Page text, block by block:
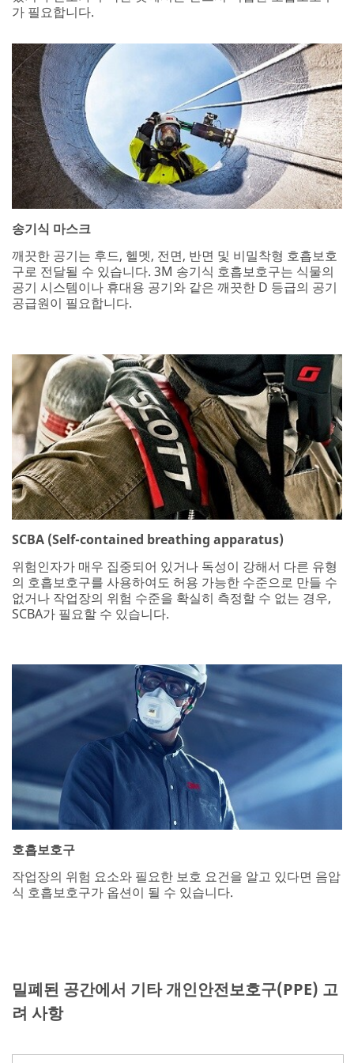
가 필요합니다.
송기식 마스크
깨끗한 공기는 후드, 헬멧, 전면, 반면 및 비밀착형 호흡보호
구로 전달될 수 있습니다. 3M 송기식 호흡보호구는 식물의
공기 시스템이나 휴대용 공기와 같은 깨끗한 D 등급의 공기
공급원이 필요합니다.
SCBA (Self-contained breathing apparatus)
위험인자가 매우 집중되어 있거나 독성이 강해서 다른 유형
의 호흡보호구를 사용하여도 허용 가능한 수준으로 만들 수
없거나 작업장의 위험 수준을 확실히 측정할 수 없는 경우,
SCBA가 필요할 수 있습니다.
호흡보호구
작업장의 위험 요소와 필요한 보호 요건을 알고 있다면 음압
식 호흡보호구가 옵션이 될 수 있습니다.
밀폐된 공간에서 기타 개인안전보호구(PPE) 고
려 사항